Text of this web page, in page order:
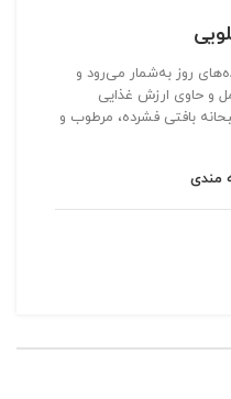
روز به‌شمار می‌رود و
و حاوی ارزش غذایی
بافتی فشرده، مرطوب و
مندی